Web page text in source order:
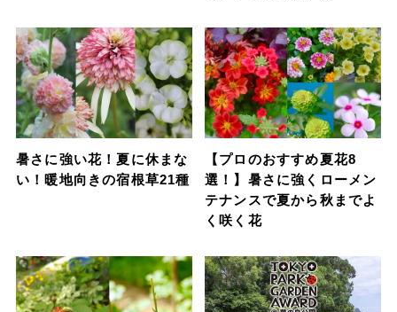
暑さに強い花！夏に休まな
い！暖地向きの宿根草21種
【プロのおすすめ夏花8
選！】暑さに強くローメン
テナンスで夏から秋までよ
く咲く花